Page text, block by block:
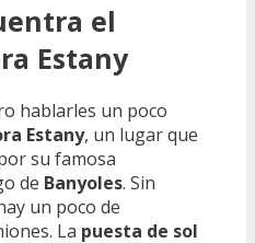
el
Estany
hablarles un poco
Estany, un lugar que
su famosa
de Banyoles. Sin
un poco de
La puesta de sol